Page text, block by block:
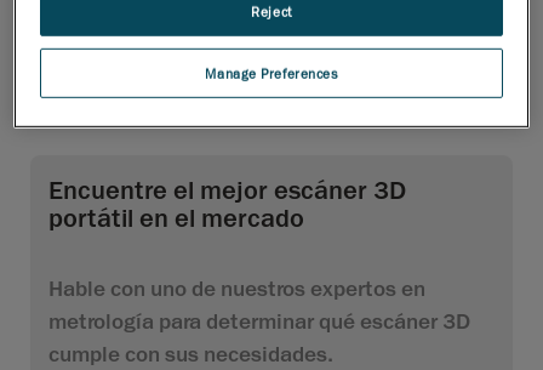
Ver todas las
Ver todas las
especificaciones
Encuentre el mejor escáner 3D
portátil en el mercado
Hable con uno de nuestros expertos en
metrología para determinar qué escáner 3D
cumple con sus necesidades.
Manage Preferences
Reject